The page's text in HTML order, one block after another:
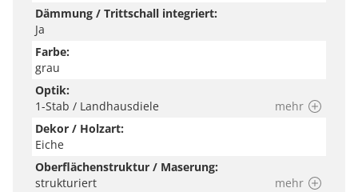
Dämmung / Trittschall integriert:
Ja
Farbe:
grau
Optik:
1-Stab / Landhausdiele
mehr
Dekor / Holzart:
Eiche
Oberflächenstruktur / Maserung:
strukturiert
mehr